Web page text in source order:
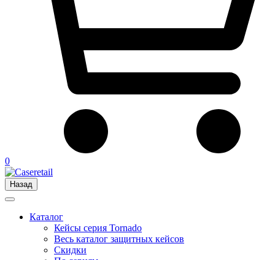
0
Назад
Каталог
Кейсы серия Tornado
Весь каталог защитных кейсов
Скидки